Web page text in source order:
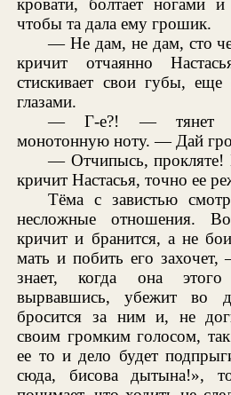
чтобы та дала ему грошик.
— Не дам, не дам, сто
кричит отчаянно
стискивает свои губы, еще
глазами.
— Г-е?! — тянет
монотонную ноту. — Дай
— Отчипысь,
кричит Настасья, точно ее
Тёма с завистью
несложные отношения.
кричит и бранится, а не
мать и побить его
знает, когда она
вырвавшись, убежит во
бросится за ним и, не
своим громким голосом,
ее то и дело будет
сюда, бисова дытына!»,